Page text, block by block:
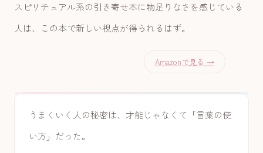
スピリチュアル系の引き寄せ本に物足りなさを感じている
人は、この本で新しい視点が得られるはず。
Amazonで見る →
うまくいく人の秘密は、才能じゃなくて「言葉の使
い方」だった。